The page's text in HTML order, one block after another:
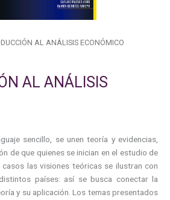
AL ANÁLISIS ECONÓMICO
AL ANÁLISIS
sencillo, se unen teoría y evidencias,
de que quienes se inician en el estudio de
casos las visiones teóricas se ilustran con
países: así se busca conectar la
y su aplicación. Los temas presentados